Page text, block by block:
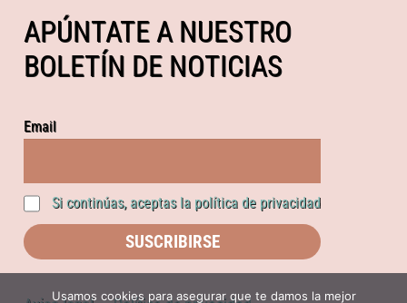
APÚNTATE A NUESTRO
BOLETÍN DE NOTICIAS
Email
Si continúas, aceptas la política de privacidad
Usamos cookies para asegurar que te damos la mejor